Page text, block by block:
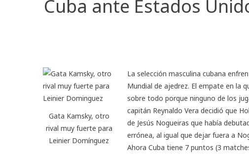
Cuba ante Estados
Gata Kamsky, otro
rival muy fuerte para
Leinier Domínguez
La selección masculina cubana
Mundial de ajedrez. El empate en la
sobre todo porque ninguno de los
capitán Reynaldo Vera decidió que
de Jesús Nogueiras que había
errónea, al igual que dejar fuera a
Ahora Cuba tiene 7 puntos (3